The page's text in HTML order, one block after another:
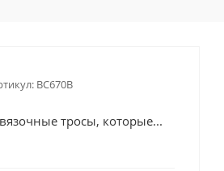
BC670B
тросы, которые...